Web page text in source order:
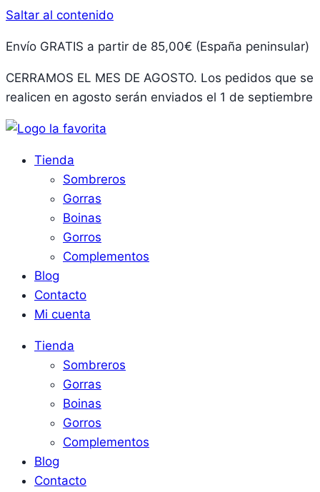
Saltar al contenido
Envío GRATIS a partir de 85,00€ (España peninsular)
CERRAMOS EL MES DE AGOSTO. Los pedidos que se
realicen en agosto serán enviados el 1 de septiembre
Tienda
Sombreros
Gorras
Boinas
Gorros
Complementos
Blog
Contacto
Mi cuenta
Tienda
Sombreros
Gorras
Boinas
Gorros
Complementos
Blog
Contacto